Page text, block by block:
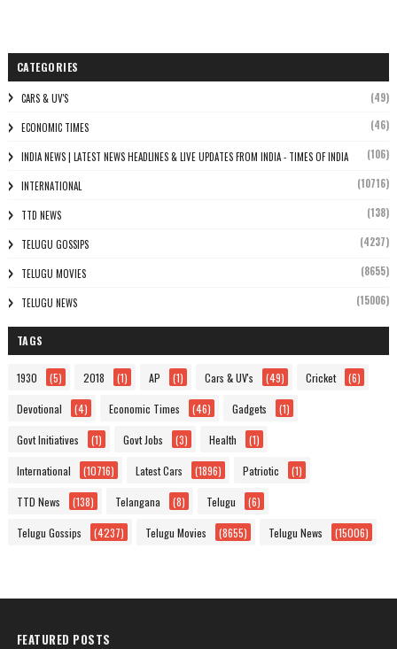
CATEGORIES
CARS & UV'S (49)
ECONOMIC TIMES (46)
INDIA NEWS | LATEST NEWS HEADLINES & LIVE UPDATES FROM INDIA - TIMES OF INDIA (106)
INTERNATIONAL (10716)
TTD NEWS (138)
TELUGU GOSSIPS (4237)
TELUGU MOVIES (8655)
TELUGU NEWS (15006)
TAGS
1930 (5) 2018 (1) AP (1) Cars & UV's (49) Cricket (6)
Devotional (4) Economic Times (46) Gadgets (1)
Govt Initiatives (1) Govt Jobs (3) Health (1)
International (10716) Latest Cars (1896) Patriotic (1)
TTD News (138) Telangana (8) Telugu (6)
Telugu Gossips (4237) Telugu Movies (8655) Telugu News (15006)
FEATURED POSTS